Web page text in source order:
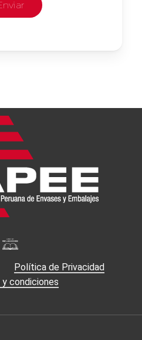
Política de Privacidad
y condiciones